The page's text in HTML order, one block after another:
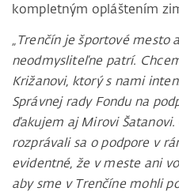
kompletným opláštením
„Trenčín je športové mesto
neodmysliteľne patrí.
Križanovi, ktorý s nami
Správnej rady Fondu na
ďakujem aj Mirovi
rozprávali sa o podpore v
evidentné, že v meste ani
aby sme v Trenčíne mohli